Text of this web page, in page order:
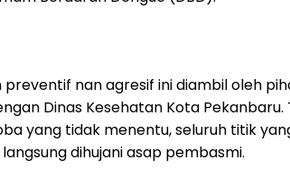
preventif nan agresif ini diambil oleh
Dinas Kesehatan Kota
yang tidak menentu, seluruh titik
dihujani asap pembasmi.